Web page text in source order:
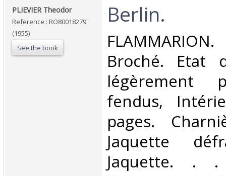
‎PLIEVIER Theodor‎
Reference : RO80018279
(1955)
See the book
‎Berlin.‎
Broché. Etat
légèrement
fendus,
pages.
Jaquette
Jaquette. . .